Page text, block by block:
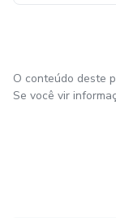
O conteúdo deste
Se você vir